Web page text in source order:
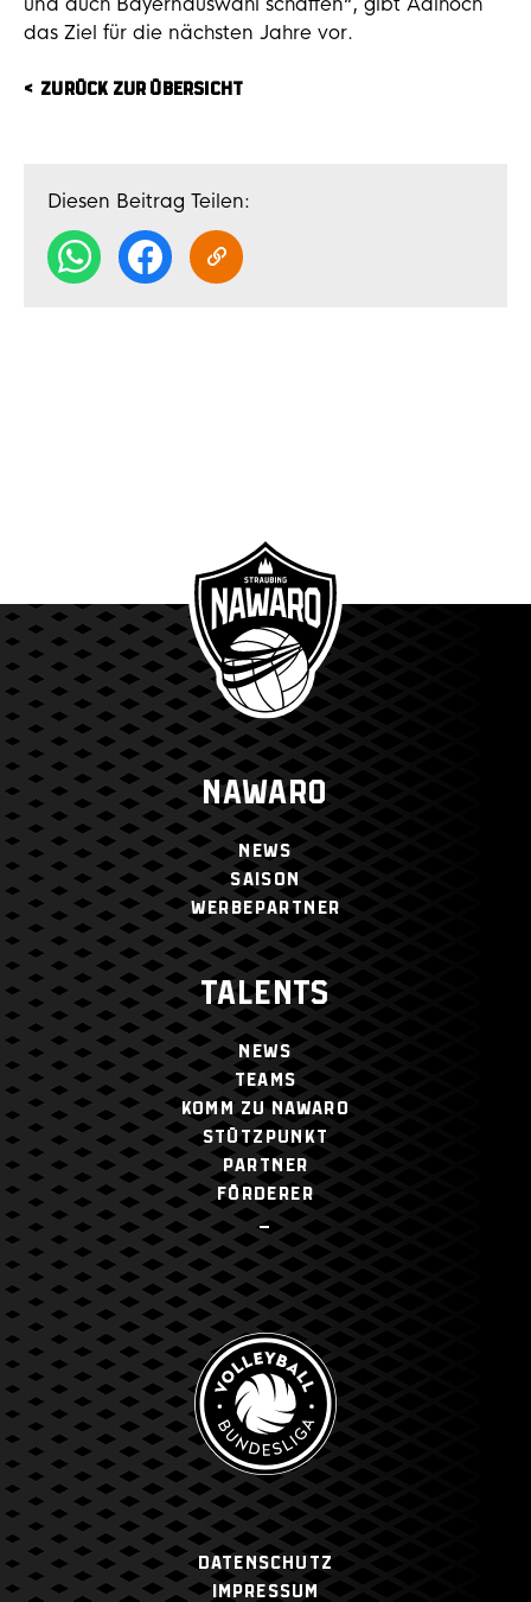
das Ziel für die nächsten Jahre vor.
ZURÜCK ZUR ÜBERSICHT
Diesen Beitrag Teilen:
NAWARO
NEWS
SAISON
WERBEPARTNER
TALENTS
NEWS
TEAMS
KOMM ZU NAWARO
STÜTZPUNKT
PARTNER
FÖRDERER
–
Datenschutz
Impressum